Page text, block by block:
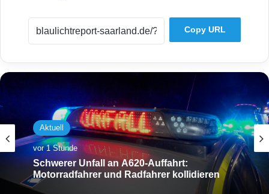
Copy URL
Aktuell
vor 1 Stunde
Schwerer Unfall an A620-Auffahrt:
Motorradfahrer und Radfahrer kollidieren